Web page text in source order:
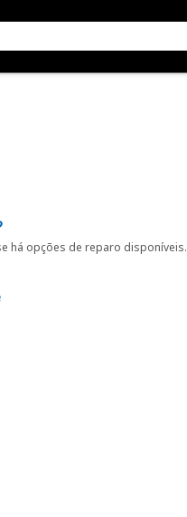
há opções de reparo disponíveis.